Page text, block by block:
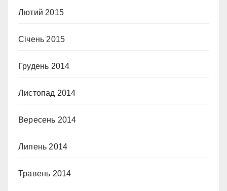
Лютий 2015
Січень 2015
Грудень 2014
Листопад 2014
Вересень 2014
Липень 2014
Травень 2014